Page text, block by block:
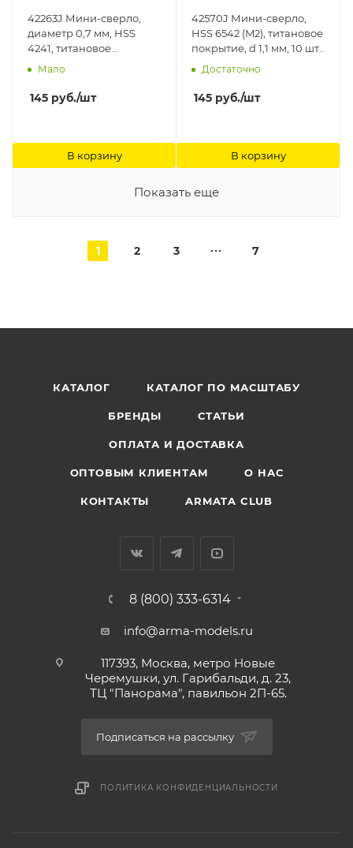
42263J Мини-сверло,
диаметр 0,7 мм, HSS
4241, титановое
покрытие, 10 шт./уп. Jas
Мало
145 руб./шт
В корзину
42570J Мини-сверло,
HSS 6542 (M2), титановое
покрытие, d 1,1 мм, 10 шт.
JasДостаточно
145 руб./шт
В корзину
Показать еще
1 2 3 7
КАТАЛОГ КАТАЛОГ ПО МАСШТАБУ
БРЕНДЫ СТАТЬИ
ОПЛАТА И ДОСТАВКА
ОПТОВЫМ КЛИЕНТАМ О НАС
КОНТАКТЫ ARMATA CLUB
8 (800) 333-6314
info@arma-models.ru
117393, Москва, метро Новые
Черемушки, ул. Гарибальди, д. 23,
ТЦ "Панорама", павильон 2П-65.
Подписаться на рассылку
ПОЛИТИКА КОНФИДЕНЦИАЛЬНОСТИ